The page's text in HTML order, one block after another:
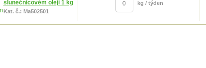
slunečnicovém oleji 1 kg
Kat. č.: Ma502501
kg / týden